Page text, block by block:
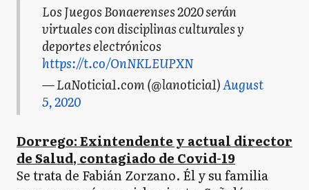
Los Juegos Bonaerenses 2020 serán
virtuales con disciplinas culturales y
deportes electrónicos
https://t.co/OnNKLEUPXN
— LaNoticia1.com (@lanoticia1)August
5, 2020
Dorrego: Exintendente y actual director
de Salud, contagiado de Covid-19
Se trata de Fabián Zorzano. Él y su familia